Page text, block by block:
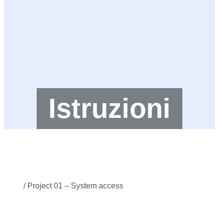
Istruzioni
/ Project 01 – System access